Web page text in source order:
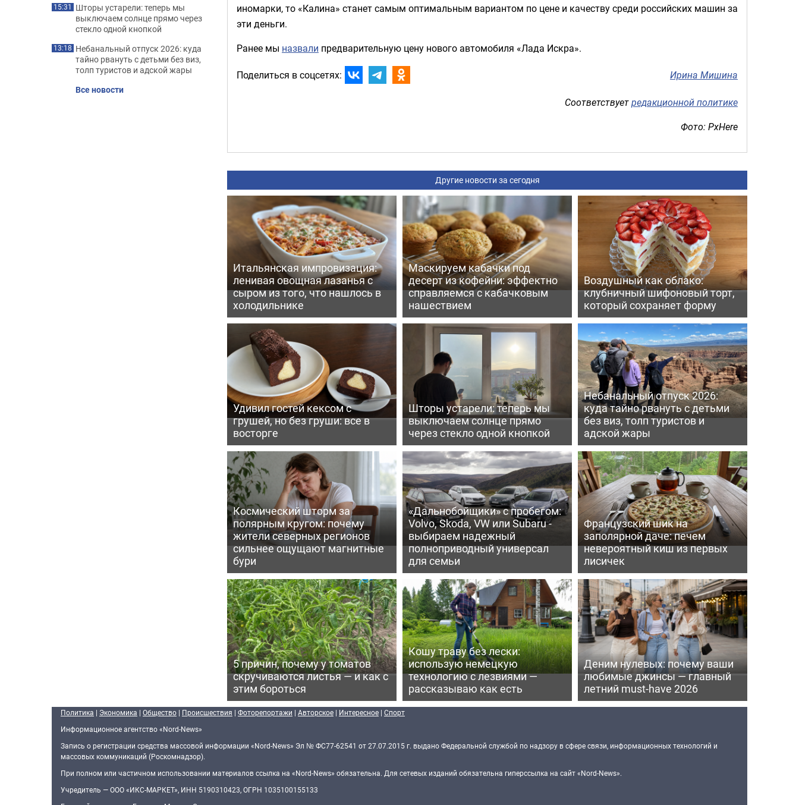
иномарки, то «Калина» станет самым оптимальным вариантом по цене и качеству среди российских машин за
эти деньги.
Ранее мы назвали предварительную цену нового автомобиля «Лада Искра».
Поделиться в соцсетях: Ирина Мишина
Соответствуетредакционной политике
Фото: PxHere
Другие новости за сегодня
Итальянская импровизация:
ленивая овощная лазанья с
сыром из того, что нашлось в
холодильнике
Маскируем кабачки под
десерт из кофейни: эффектно
справляемся с кабачковым
нашествием
Воздушный как облако:
клубничный шифоновый торт,
который сохраняет форму
Удивил гостей кексом с
грушей, но без груши: все в
восторге
Шторы устарели: теперь мы
выключаем солнце прямо
через стекло одной кнопкой
Небанальный отпуск 2026:
куда тайно рвануть с детьми
без виз, толп туристов и
адской жары
Космический шторм за
полярным кругом: почему
жители северных регионов
сильнее ощущают магнитные
бури
«Дальнобойщики» с пробегом:
Volvo, Skoda, VW или Subaru -
выбираем надежный
полноприводный универсал
для семьи
Французский шик на
заполярной даче: печем
невероятный киш из первых
лисичек
5 причин, почему у томатов
скручиваются листья — и как с
этим бороться
Кошу траву без лески:
использую немецкую
технологию с лезвиями —
рассказываю как есть
Деним нулевых: почему ваши
любимые джинсы — главный
летний must-have 2026
15:31 Шторы устарели: теперь мы
выключаем солнце прямо через
стекло одной кнопкой
13:18 Небанальный отпуск 2026: куда
тайно рвануть с детьми без виз,
толп туристов и адской жары
Все новости
Политика | Экономика | Общество | Происшествия | Фоторепортажи | Авторское | Интересное | Спорт
Информационное агентство «Nord-News»
Запись о регистрации средства массовой информации «Nord-News» Эл № ФС77-62541 от 27.07.2015 г. выдано Федеральной службой по надзору в сфере связи, информационных технологий и
массовых коммуникаций (Роскомнадзор).
При полном или частичном использовании материалов ссылка на «Nord-News» обязательна. Для сетевых изданий обязательна гиперссылка на сайт «Nord-News».
Учредитель — ООО «ИКС-МАРКЕТ», ИНН 5190310423, ОГРН 1035100155133